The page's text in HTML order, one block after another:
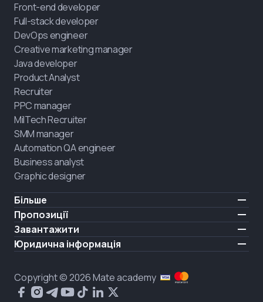
Front-end developer
Full-stack developer
DevOps engineer
Creative marketing manager
Java developer
Product Analyst
Recruiter
PPC manager
MilTech Recruiter
SMM manager
Automation QA engineer
Business analyst
Graphic designer
Більше
Ціни
Відгуки
Про нас
Блог
Стан ринку IT
Питання і відповіді про IT
Пропозиції
IT для ветеранів
Найняти випускника
Навчання повного дня
Завантажити
iOS
Юридична інформація
Політика конфіденційності
Політика cookies
Copyright © 2026 Mate academy